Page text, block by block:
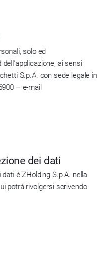
solo ed
ai sensi
S.p.A. con sede legale in
– e-mail
dei dati
è ZHolding S.p.A. nella
potrà rivolgersi scrivendo